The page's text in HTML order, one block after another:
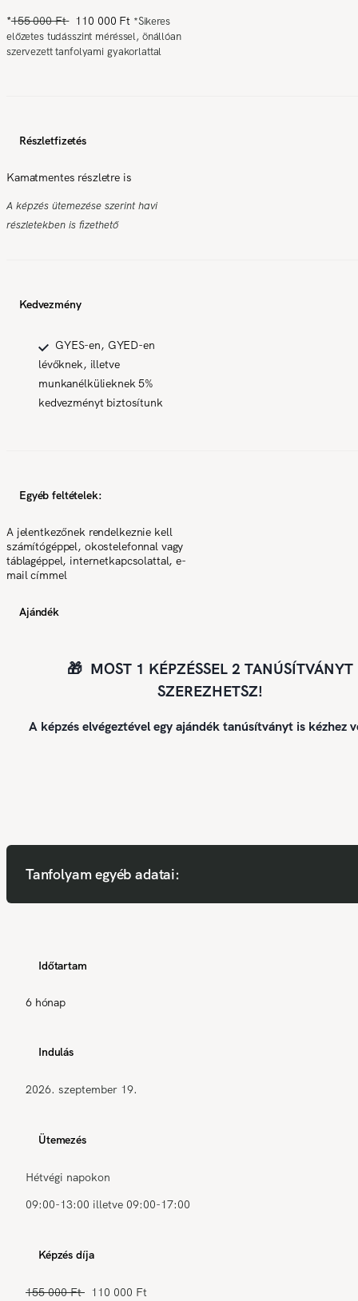
*155 000 Ft 110 000 Ft *Sikeres
előzetes tudásszint méréssel, önállóan
szervezett tanfolyami gyakorlattal
Részletfizetés
Kamatmentes részletre is
A képzés ütemezése szerint havi
részletekben is fizethető
Kedvezmény
GYES-en, GYED-en
lévőknek, illetve
munkanélkülieknek 5%
kedvezményt biztosítunk
Egyéb feltételek:
A jelentkezőnek rendelkeznie kell
számítógéppel, okostelefonnal vagy
táblagéppel, internetkapcsolattal, e-
mail címmel
Ajándék
🎁 MOST 1 KÉPZÉSSEL 2 TANÚSÍTVÁNYT
SZEREZHETSZ!
A képzés elvégeztével egy ajándék tanúsítványt is kézhez
Tanfolyam egyéb adatai:
Időtartam
6 hónap
Indulás
2026. szeptember 19.
Ütemezés
Hétvégi napokon
09:00-13:00 illetve 09:00-17:00
Képzés díja
155 000 Ft 110 000 Ft